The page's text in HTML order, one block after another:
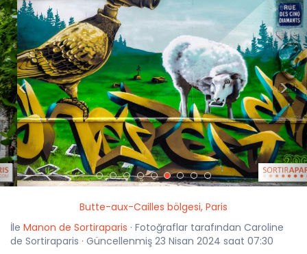
< >
Butte-aux-Cailles bölgesi, Paris
İle Manon de Sortiraparis · Fotoğraflar tarafından Caroline
de Sortiraparis · Güncellenmiş 23 Nisan 2024 saat 07:30